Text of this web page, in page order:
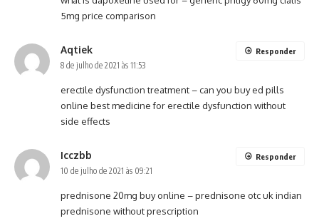
5mg price comparison
Aqtiek
8 de julho de 2021 às 11:53
erectile dysfunction treatment – can you buy ed pills
online best medicine for erectile dysfunction without
side effects
Responder
Icczbb
10 de julho de 2021 às 09:21
prednisone 20mg buy online –prednisone otc uk indian
prednisone without prescription
Responder